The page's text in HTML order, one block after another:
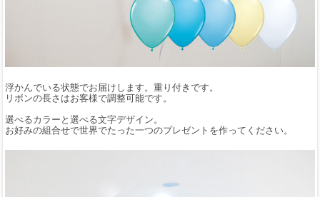
浮かんでいる状態でお届けします。重り付きです。
リボンの長さはお客様で調整可能です。
選べるカラーと選べる文字デザイン。
お好みの組合せで世界でたった一つのプレゼントを作ってください。